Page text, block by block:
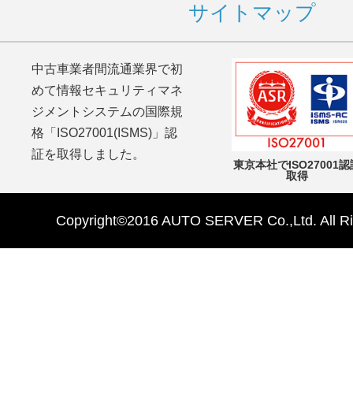
サイトマップ
東京本社でISO27001認
取得
中古車業者間流通業界で初
めて情報セキュリティマネ
ジメントシステムの国際規
格「ISO27001(ISMS)」認
証を取得しました。
Copyright©2016 AUTO SERVER Co.,Ltd. All